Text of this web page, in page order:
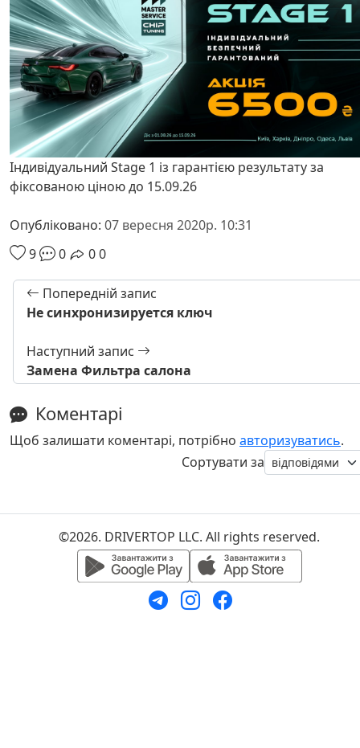
Індивідуальний Stage 1 із гарантією результату за
фіксованою ціною до 15.09.26
Опубліковано: 07 вересня 2020р. 10:31
9
0 00
Попередній запис
Не синхронизируется ключ
Наступний запис
Замена Фильтра салона
Коментарі
Щоб залишати коментарі, потрібно авторизуватись.
Сортувати за
©2026. DRIVERTOP LLC. All rights reserved.